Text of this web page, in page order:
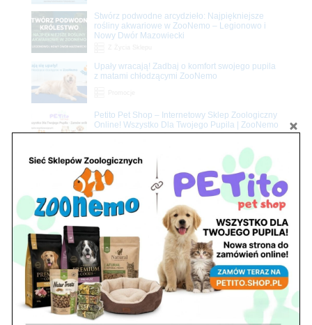
Stwórz podwodne arcydzieło: Najpiękniejsze
rośliny akwariowe w ZooNemo – Legionowo i
Nowy Dwór Mazowiecki
Upały wracają! Zadbaj o komfort swojego pupila
z matami chłodzącymi ZooNemo
Petito Pet Shop – Internetowy Sklep Zoologiczny
Online! Wszystko Dla Twojego Pupila | ZooNemo
Znajdź nas
Adres
05-120 Legionowo
ul. Piłsudskiego 31,
pawilon 134
tel./fax. 22 784 71 96
Godziny pracy
pon. – piąt. 10.00 – 19.00